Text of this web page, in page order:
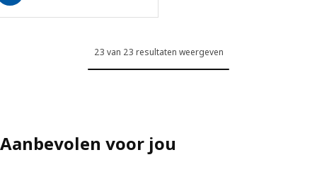
23 van 23 resultaten weergeven
Aanbevolen voor jou